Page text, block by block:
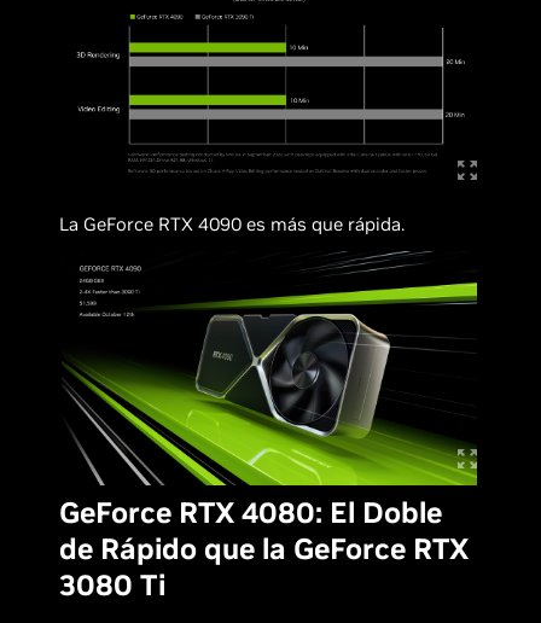
La GeForce RTX 4090 es más que rápida.
GeForce RTX 4080: El Doble
de Rápido que la GeForce RTX
3080 Ti